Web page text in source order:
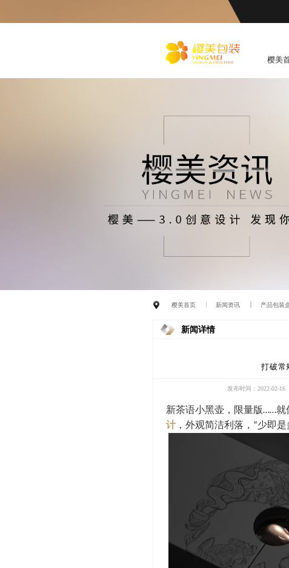
化
妆品包装盒工厂,高档包装
樱美
樱美首页 新闻资讯 产品包装
新闻详情
打破常
发布时间：2022-02-16
新茶语小黑壶，限量版……就
计 ，外观简洁利落， “少即是